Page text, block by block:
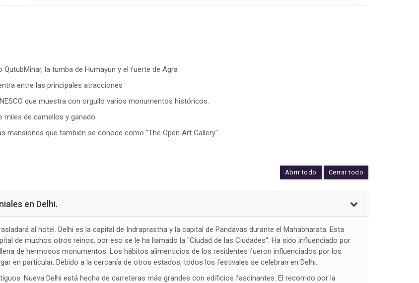
la tumba de Humayun y el fuerte de Agra
entre las principales atracciones
que muestra con orgullo varios monumentos históricos.
miles de camellos y ganado
mansiones que también se conoce como "The Open Art Gallery".
Abrir todo Cerrar todo
en Delhi.
al hotel. Delhi es la capital de Indraprastha y la capital de Pandavas durante el Mahabharata. Esta
de muchos otros reinos, por eso se le ha llamado la "Ciudad de las Ciudades". Ha sido influenciado por
de hermosos monumentos. Los hábitos alimenticios de los residentes fueron influenciados por los
en particular. Debido a la cercanía de otros estados, todos los festivales se celebran en Delhi.
Nueva Delhi está hecha de carreteras más grandes con edificios fascinantes. El recorrido por la